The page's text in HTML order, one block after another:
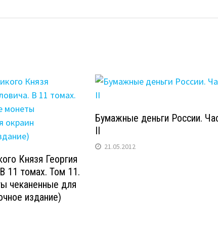
Князя Георгия
11 томах. Том 11.
чеканенные для
издание)
Бумажные деньги России.
II
21.05.2012